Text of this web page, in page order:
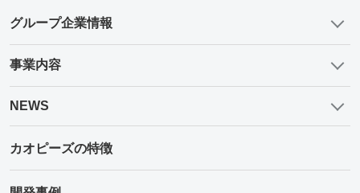
グループ企業情報
事業内容
NEWS
カオピーズの特徴